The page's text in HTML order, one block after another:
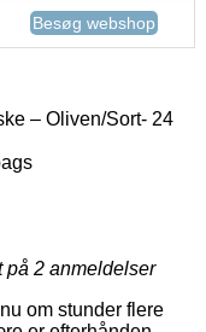
Besøg webshop
– Oliven/Sort- 24
på 2 anmeldelser
om stunder flere